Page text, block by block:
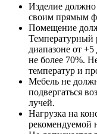
Изделие должно
своим прямым
Помещение
Температурный
диапазоне от
не более 70%.
температур и
Мебель не
подвергаться
лучей.
Нагрузка на
рекомендуемой